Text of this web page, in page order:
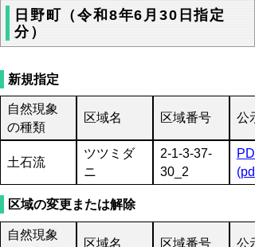
日野町（令和8年6月30日指定
分）
新規指定
自然現象
の種類
区域名 区域番号 公
土石流
ツツミダ
ニ
2-1-3-37-
30_2
区域の変更または解除
自然現象
区域名 区域番号 公